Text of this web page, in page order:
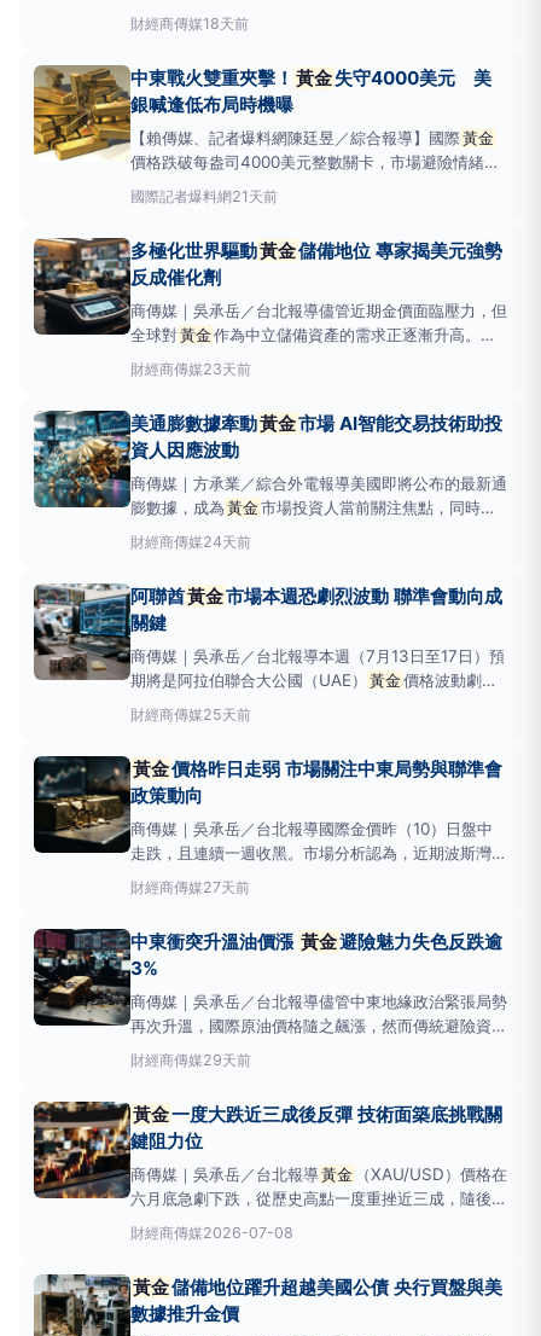
遇大規模資金外流，金額逼近150億美元。這項資金撤
離現象，顯示投資人對於
《SeekingAlpha》報
財經商傳媒18天前
中東戰火雙重夾擊！ 黃金失守4000美元 美
銀喊逢低布局時機曝
【賴傳媒、記者爆料網陳廷昱／綜合報導】國際黃金
價格跌破每盎司4000美元整數關卡，市場避險情緒未
能支撐金價，反而在中東衝突升級、油價飆升及美國升
息預期升溫的多重壓力下持續走弱。現貨
跌約3.5%，創6月初以來最大單周跌幅。市場關注美
伊協
國際記者爆料網21天前
多極化世界驅動黃金儲備地位 專家揭美元強勢
反成催化劑
商傳媒｜吳承岳／台北報導儘管近期金價面臨壓力，但
全球對黃金作為中立儲備資產的需求正逐漸升高。
SprottInc.的市場策略師PaulWong指出，
價格下跌的現象，反而凸顯了其長期投資價值的增強，
位。根據PaulWon
財經商傳媒23天前
美通膨數據牽動黃金市場 AI智能交易技術助投
資人因應波動
商傳媒｜方承業／綜合外電報導美國即將公布的最新通
膨數據，成為黃金市場投資人當前關注焦點，同時也
將影響聯準會未來的政策走向。在波動加劇的市場環境
中，金融科技平台EXDeFi宣布推出AI驅動的智能交易
市場維持高波動趨勢，投資人正密
財經商傳媒24天前
阿聯酋黃金市場本週恐劇烈波動 聯準會動向成
關鍵
商傳媒｜吳承岳／台北報導本週（7月13日至17日）預
期將是阿拉伯聯合大公國（UAE）
黃金價格波動劇烈
的一週，金價可能面臨急漲或急跌的局面。市場將密切
關注多項關鍵經濟數據與美國聯準會
鍵事件包括：聯準會主席凱文·華許（Kev
財經商傳媒25天前
黃金價格昨日走弱 市場關注中東局勢與聯準會
政策動向
商傳媒｜吳承岳／台北報導國際金價昨（10）日盤中
走跌，且連續一週收黑。市場分析認為，近期波斯灣地
區緊張情勢升溫，推升市場對通膨的憂慮，也讓投資人
重新評估美國聯準會（Fed）後續貨幣政策，進一步影
的6月會議紀錄顯示，多位官員仍對通膨壓
財經商傳媒27天前
中東衝突升溫油價漲 黃金避險魅力失色反跌逾
3%
商傳媒｜吳承岳／台北報導儘管中東地緣政治緊張局勢
再次升溫，國際原油價格隨之飆漲，然而傳統避險資
產
黃金的價格卻出人意料地逆勢走跌。根據
《Forex.com》的分析指出，
3%，顯示其避險光環已不如以往。中東地區的緊張情
勢緣於近
財經商傳媒29天前
黃金一度大跌近三成後反彈 技術面築底挑戰關
鍵阻力位
商傳媒｜吳承岳／台北報導黃金
（XAU/USD）價格在
六月底急劇下跌，從歷史高點一度重挫近三成，隨後從
年度低點強勁反彈逾6.6%。目前市場關注焦點在於多
頭能否在關鍵技術區間站穩，以構築更持久的底部。近
能正在減弱。根據《Forex.co
財經商傳媒2026-07-08
黃金儲備地位躍升超越美國公債 央行買盤與美
數據推升金價